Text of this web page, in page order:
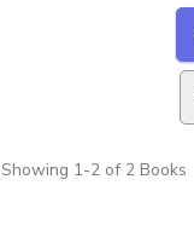
Showing 1-2 of 2 Books